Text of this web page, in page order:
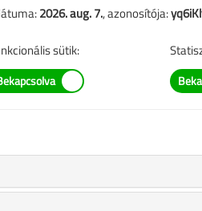
a BIM lesz a jövő
|
2409 |
mára aktualitásukat
2026. aug. 7., azonosítója:
sütik: